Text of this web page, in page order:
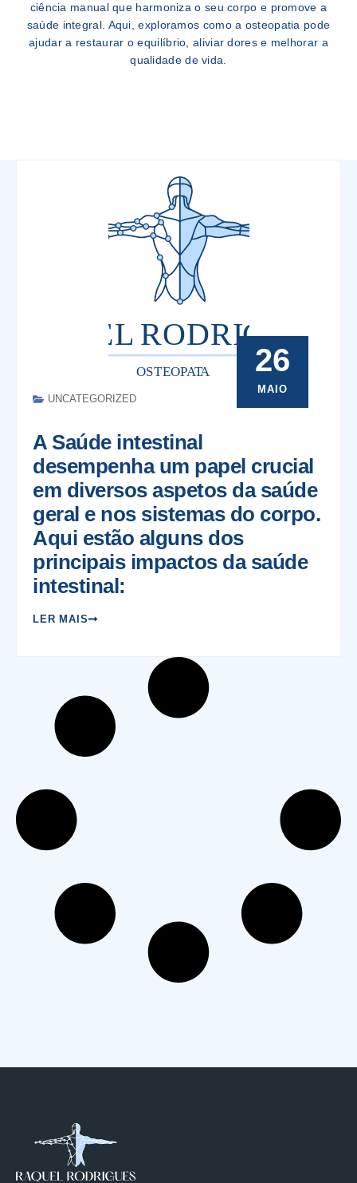
ciência manual que harmoniza o seu corpo e promove a
saúde integral. Aqui, exploramos como a osteopatia pode
ajudar a restaurar o equilíbrio, aliviar dores e melhorar a
qualidade de vida.
UNCATEGORIZED
A Saúde intestinal
desempenha um papel crucial
em diversos aspetos da saúde
geral e nos sistemas do corpo.
Aqui estão alguns dos
principais impactos da saúde
intestinal:
LER MAIS
26
MAIO